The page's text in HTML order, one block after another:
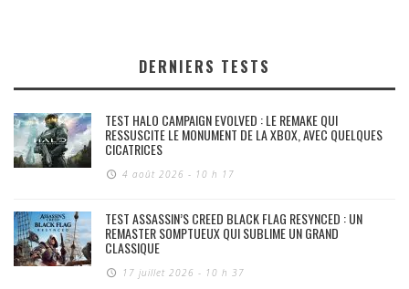
DERNIERS TESTS
TEST HALO CAMPAIGN EVOLVED : LE REMAKE QUI
RESSUSCITE LE MONUMENT DE LA XBOX, AVEC QUELQUES
CICATRICES
4 août 2026 - 10 h 17
TEST ASSASSIN’S CREED BLACK FLAG RESYNCED : UN
REMASTER SOMPTUEUX QUI SUBLIME UN GRAND
CLASSIQUE
17 juillet 2026 - 10 h 37